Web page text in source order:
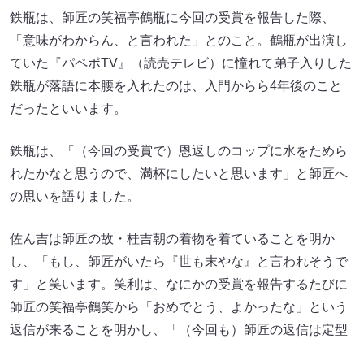
鉄瓶は、師匠の笑福亭鶴瓶に今回の受賞を報告した際、
「意味がわからん、と言われた」とのこと。鶴瓶が出演し
ていた『パペポTV』（読売テレビ）に憧れて弟子入りした
鉄瓶が落語に本腰を入れたのは、入門からら4年後のこと
だったといいます。
鉄瓶は、「（今回の受賞で）恩返しのコップに水をためら
れたかなと思うので、満杯にしたいと思います」と師匠へ
の思いを語りました。
佐ん吉は師匠の故・桂吉朝の着物を着ていることを明か
し、「もし、師匠がいたら『世も末やな』と言われそうで
す」と笑います。笑利は、なにかの受賞を報告するたびに
師匠の笑福亭鶴笑から「おめでとう、よかったな」という
返信が来ることを明かし、「（今回も）師匠の返信は定型